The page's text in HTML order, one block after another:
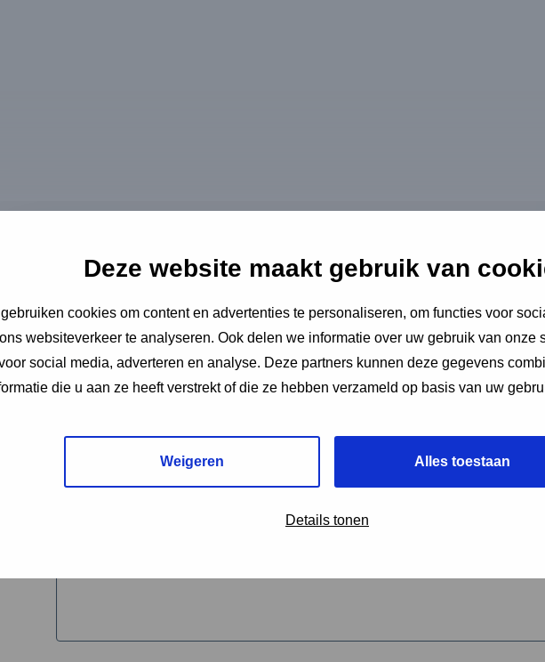
Deze website maakt gebruik van
cookies om content en advertenties te personaliseren, om functies voor
websiteverkeer te analyseren. Ook delen we informatie over uw gebruik van onze
social media, adverteren en analyse. Deze partners kunnen deze gegevens
die u aan ze heeft verstrekt of die ze hebben verzameld op basis van uw
Weigeren Alles toestaan
Details tonen
"* " geeft vereiste velden aan
1 2
Volledige omschrijving*